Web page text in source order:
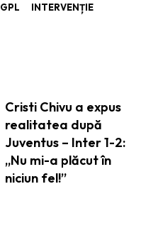
Cristi Chivu a expus
realitatea după
Juventus – Inter 1-2:
„Nu mi-a plăcut în
niciun fel!”
GPL INTERVENȚIE